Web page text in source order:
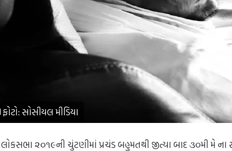
ફોટો: સોસીયલ મીડિયા
લોકસભા ૨૦૧૯ની ચુંટણીમાં પ્રચંડ બહુમતથી જીત્યા બાદ ૩૦મી મે ના